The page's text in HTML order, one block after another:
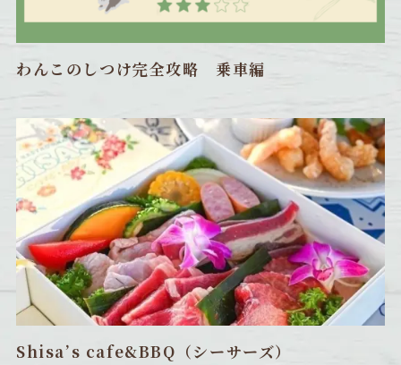
わんこのしつけ完全攻略 乗車編
Shisa’s cafe&BBQ（シーサーズ）